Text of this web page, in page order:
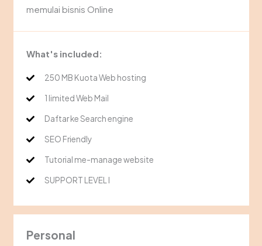
memulai bisnis Online
What's included:
250 MB Kuota Web hosting
1 limited Web Mail
Daftar ke Search engine
SEO Friendly
Tutorial me-manage website
SUPPORT LEVEL I
Personal